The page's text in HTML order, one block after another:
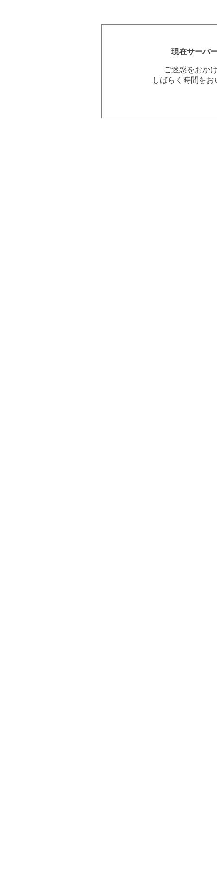
現在サーバ
ご迷惑をおか
しばらく時間を